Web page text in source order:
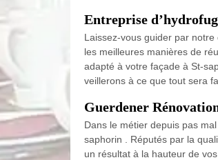
Entreprise
Laissez-vous guider par
les meilleures manières de
adapté à votre façade à St-
veillerons à ce que tout sera
Guerdener
Dans le métier depuis pas
saphorin . Réputés par la
un résultat à la hauteur de